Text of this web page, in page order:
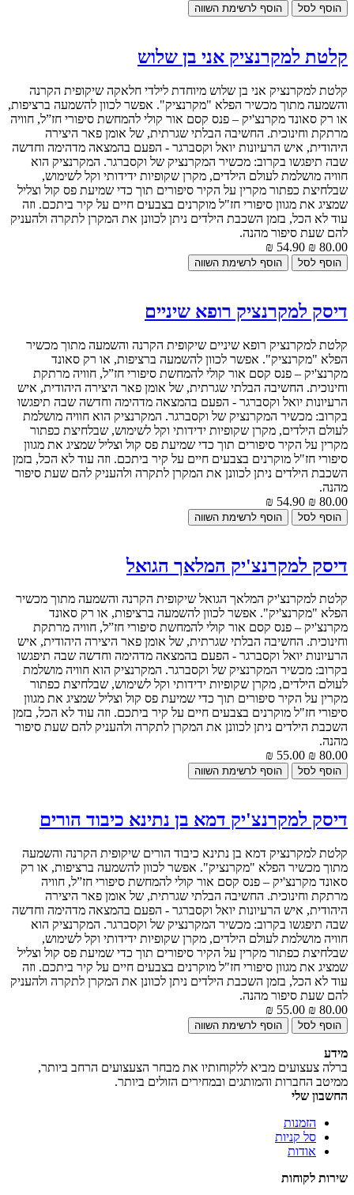
קלטת למקרנציק אני בן שלוש
קלטת למקרנציק אני בן שלוש מיוחדת לילדי חלאקה שיקופית הקרנה
והשמעה מתוך מכשיר הפלא "מקרנציק". אפשר לכוון להשמעה ברציפות,
או רק סאונד מקרנצ'יק – פנס קסם אור קולי להמחשת סיפורי חז”ל, חוויה
מרתקת וחינוכית. החשיבה הבלתי שגרתית, של אומן פאר היצירה
היהודית, איש הרעיונות יואל וקסברגר - הפעם בהמצאה מדהימה וחדשה
שבה תיפגשו בקרוב: מכשיר המקרנציק של וקסברגר. המקרנציק הוא
חוויה מושלמת לעולם הילדים, מקרן שקופיות ידידותי וקל לשימוש,
שבלחיצת כפתור מקרין על הקיר סיפורים תוך כדי שמיעת פס קול וצליל
שמציג את מגוון סיפורי חז"ל מוקרנים בצבעים חיים על קיר ביתכם. וזה
עוד לא הכל, בזמן השכבת הילדים ניתן לכוונן את המקרן לתקרה ולהעניק
להם שעת סיפור מהנה.
80.00 ₪
54.90 ₪
דיסק למקרנציק רופא שיניים
קלטת למקרנציק רופא שיניים שיקופית הקרנה והשמעה מתוך מכשיר
הפלא "מקרנציק". אפשר לכוון להשמעה ברציפות, או רק סאונד
מקרנצ'יק – פנס קסם אור קולי להמחשת סיפורי חז”ל, חוויה מרתקת
וחינוכית. החשיבה הבלתי שגרתית, של אומן פאר היצירה היהודית, איש
הרעיונות יואל וקסברגר - הפעם בהמצאה מדהימה וחדשה שבה תיפגשו
בקרוב: מכשיר המקרנציק של וקסברגר. המקרנציק הוא חוויה מושלמת
לעולם הילדים, מקרן שקופיות ידידותי וקל לשימוש, שבלחיצת כפתור
מקרין על הקיר סיפורים תוך כדי שמיעת פס קול וצליל שמציג את מגוון
סיפורי חז"ל מוקרנים בצבעים חיים על קיר ביתכם. וזה עוד לא הכל, בזמן
השכבת הילדים ניתן לכוונן את המקרן לתקרה ולהעניק להם שעת סיפור
מהנה.
80.00 ₪
54.90 ₪
דיסק למקרנצ'יק המלאך הגואל
קלטת למקרנצ'יק המלאך הגואל שיקופית הקרנה והשמעה מתוך מכשיר
הפלא "מקרנצ'יק". אפשר לכוון להשמעה ברציפות, או רק סאונד
מקרנצ'יק – פנס קסם אור קולי להמחשת סיפורי חז”ל, חוויה מרתקת
וחינוכית. החשיבה הבלתי שגרתית, של אומן פאר היצירה היהודית, איש
הרעיונות יואל וקסברגר - הפעם בהמצאה מדהימה וחדשה שבה תיפגשו
בקרוב: מכשיר המקרנציק של וקסברגר. המקרנציק הוא חוויה מושלמת
לעולם הילדים, מקרן שקופיות ידידותי וקל לשימוש, שבלחיצת כפתור
מקרין על הקיר סיפורים תוך כדי שמיעת פס קול וצליל שמציג את מגוון
סיפורי חז"ל מוקרנים בצבעים חיים על קיר ביתכם. וזה עוד לא הכל, בזמן
השכבת הילדים ניתן לכוונן את המקרן לתקרה ולהעניק להם שעת סיפור
מהנה.
80.00 ₪
55.00 ₪
דיסק למקרנצ'יק דמא בן נתינא כיבוד הורים
קלטת למקרנציק דמא בן נתינא כיבוד הורים שיקופית הקרנה והשמעה
מתוך מכשיר הפלא "מקרנציק". אפשר לכוון להשמעה ברציפות, או רק
סאונד מקרנצ'יק – פנס קסם אור קולי להמחשת סיפורי חז”ל, חוויה
מרתקת וחינוכית. החשיבה הבלתי שגרתית, של אומן פאר היצירה
היהודית, איש הרעיונות יואל וקסברגר - הפעם בהמצאה מדהימה וחדשה
שבה תיפגשו בקרוב: מכשיר המקרנציק של וקסברגר. המקרנציק הוא
חוויה מושלמת לעולם הילדים, מקרן שקופיות ידידותי וקל לשימוש,
שבלחיצת כפתור מקרין על הקיר סיפורים תוך כדי שמיעת פס קול וצליל
שמציג את מגוון סיפורי חז"ל מוקרנים בצבעים חיים על קיר ביתכם. וזה
עוד לא הכל, בזמן השכבת הילדים ניתן לכוונן את המקרן לתקרה ולהעניק
להם שעת סיפור מהנה.
80.00 ₪
55.00 ₪
מידע
ברלה צעצועים מביא ללקוחותיו את מבחר הצעצועים הרחב ביותר,
ממיטב החברות והמותגים ובמחירים הזולים ביותר.
החשבון שלי
הזמנות
סל קניות
אודות
שירות לקוחות